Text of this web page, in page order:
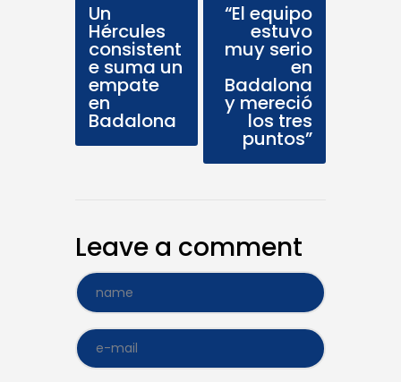
Un
Hércules
consistent
e suma un
empate
en
Badalona
“El equipo
estuvo
muy serio
en
Badalona
y mereció
los tres
puntos”
Leave a comment